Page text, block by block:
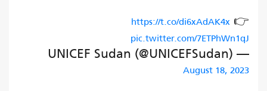
👉
https://t.co/di6xAdAK4x
pic.twitter.com/7ETPhWn1qJ
— UNICEF Sudan (@UNICEFSudan)
August 18, 2023